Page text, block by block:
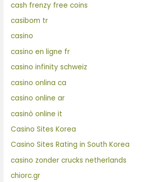
cash frenzy free coins
casibom tr
casino
casino en ligne fr
casino infinity schweiz
casino onlina ca
casino online ar
casinò online it
Casino Sites Korea
Casino Sites Rating in South Korea
casino zonder crucks netherlands
chiorc.gr